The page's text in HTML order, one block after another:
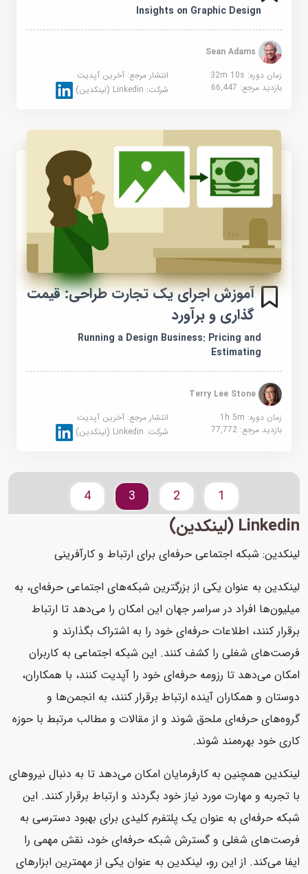
Insights on Graphic Design
Sean Adams
زمان دوره: 32m 10s
انتشار مرجع:آخرین آپدیت
بازدید مرجع:66,447 شرکت:Linkedin (لینکدین)
آموزش اجرای یک تجارت طراحی: قیمت
گذاری و برآورد
Running a Design Business: Pricing and
Estimating
Terry Lee Stone
زمان دوره: 1h 5m
انتشار مرجع:آخرین آپدیت
بازدید مرجع:77,772 شرکت:Linkedin (لینکدین)
Linkedin (لینکدین)
لینکدین: شبکه اجتماعی حرفه‌ای برای ارتباط و کارآفرینی
لینکدین به عنوان یکی از بزرگترین شبکه‌های اجتماعی حرفه‌ای، به
میلیون‌ها افراد در سراسر جهان این امکان را می‌دهد تا ارتباط
برقرار کنند، اطلاعات حرفه‌ای خود را به اشتراک بگذارند و
فرصت‌های شغلی را کشف کنند. این شبکه اجتماعی به کاربران
امکان می‌دهد تا رزومه حرفه‌ای خود را آپدیت کنند، با همکاران،
دوستان و همکاران آینده ارتباط برقرار کنند، به انجمن‌ها و
گروه‌های حرفه‌ای ملحق شوند و از مقالات و مطالب مرتبط با حوزه
کاری خود بهره‌مند شوند.
لینکدین همچنین به کارفرمایان امکان می‌دهد تا به دنبال نیروهای
با تجربه و مهارت مورد نیاز خود بگردند و ارتباط برقرار کنند. این
شبکه حرفه‌ای به عنوان یک پلتفرم کلیدی برای بهبود دسترسی به
فرصت‌های شغلی و گسترش شبکه حرفه‌ای خود، نقش مهمی را
ایفا می‌کند. از این رو، لینکدین به عنوان یکی از مهمترین ابزارهای